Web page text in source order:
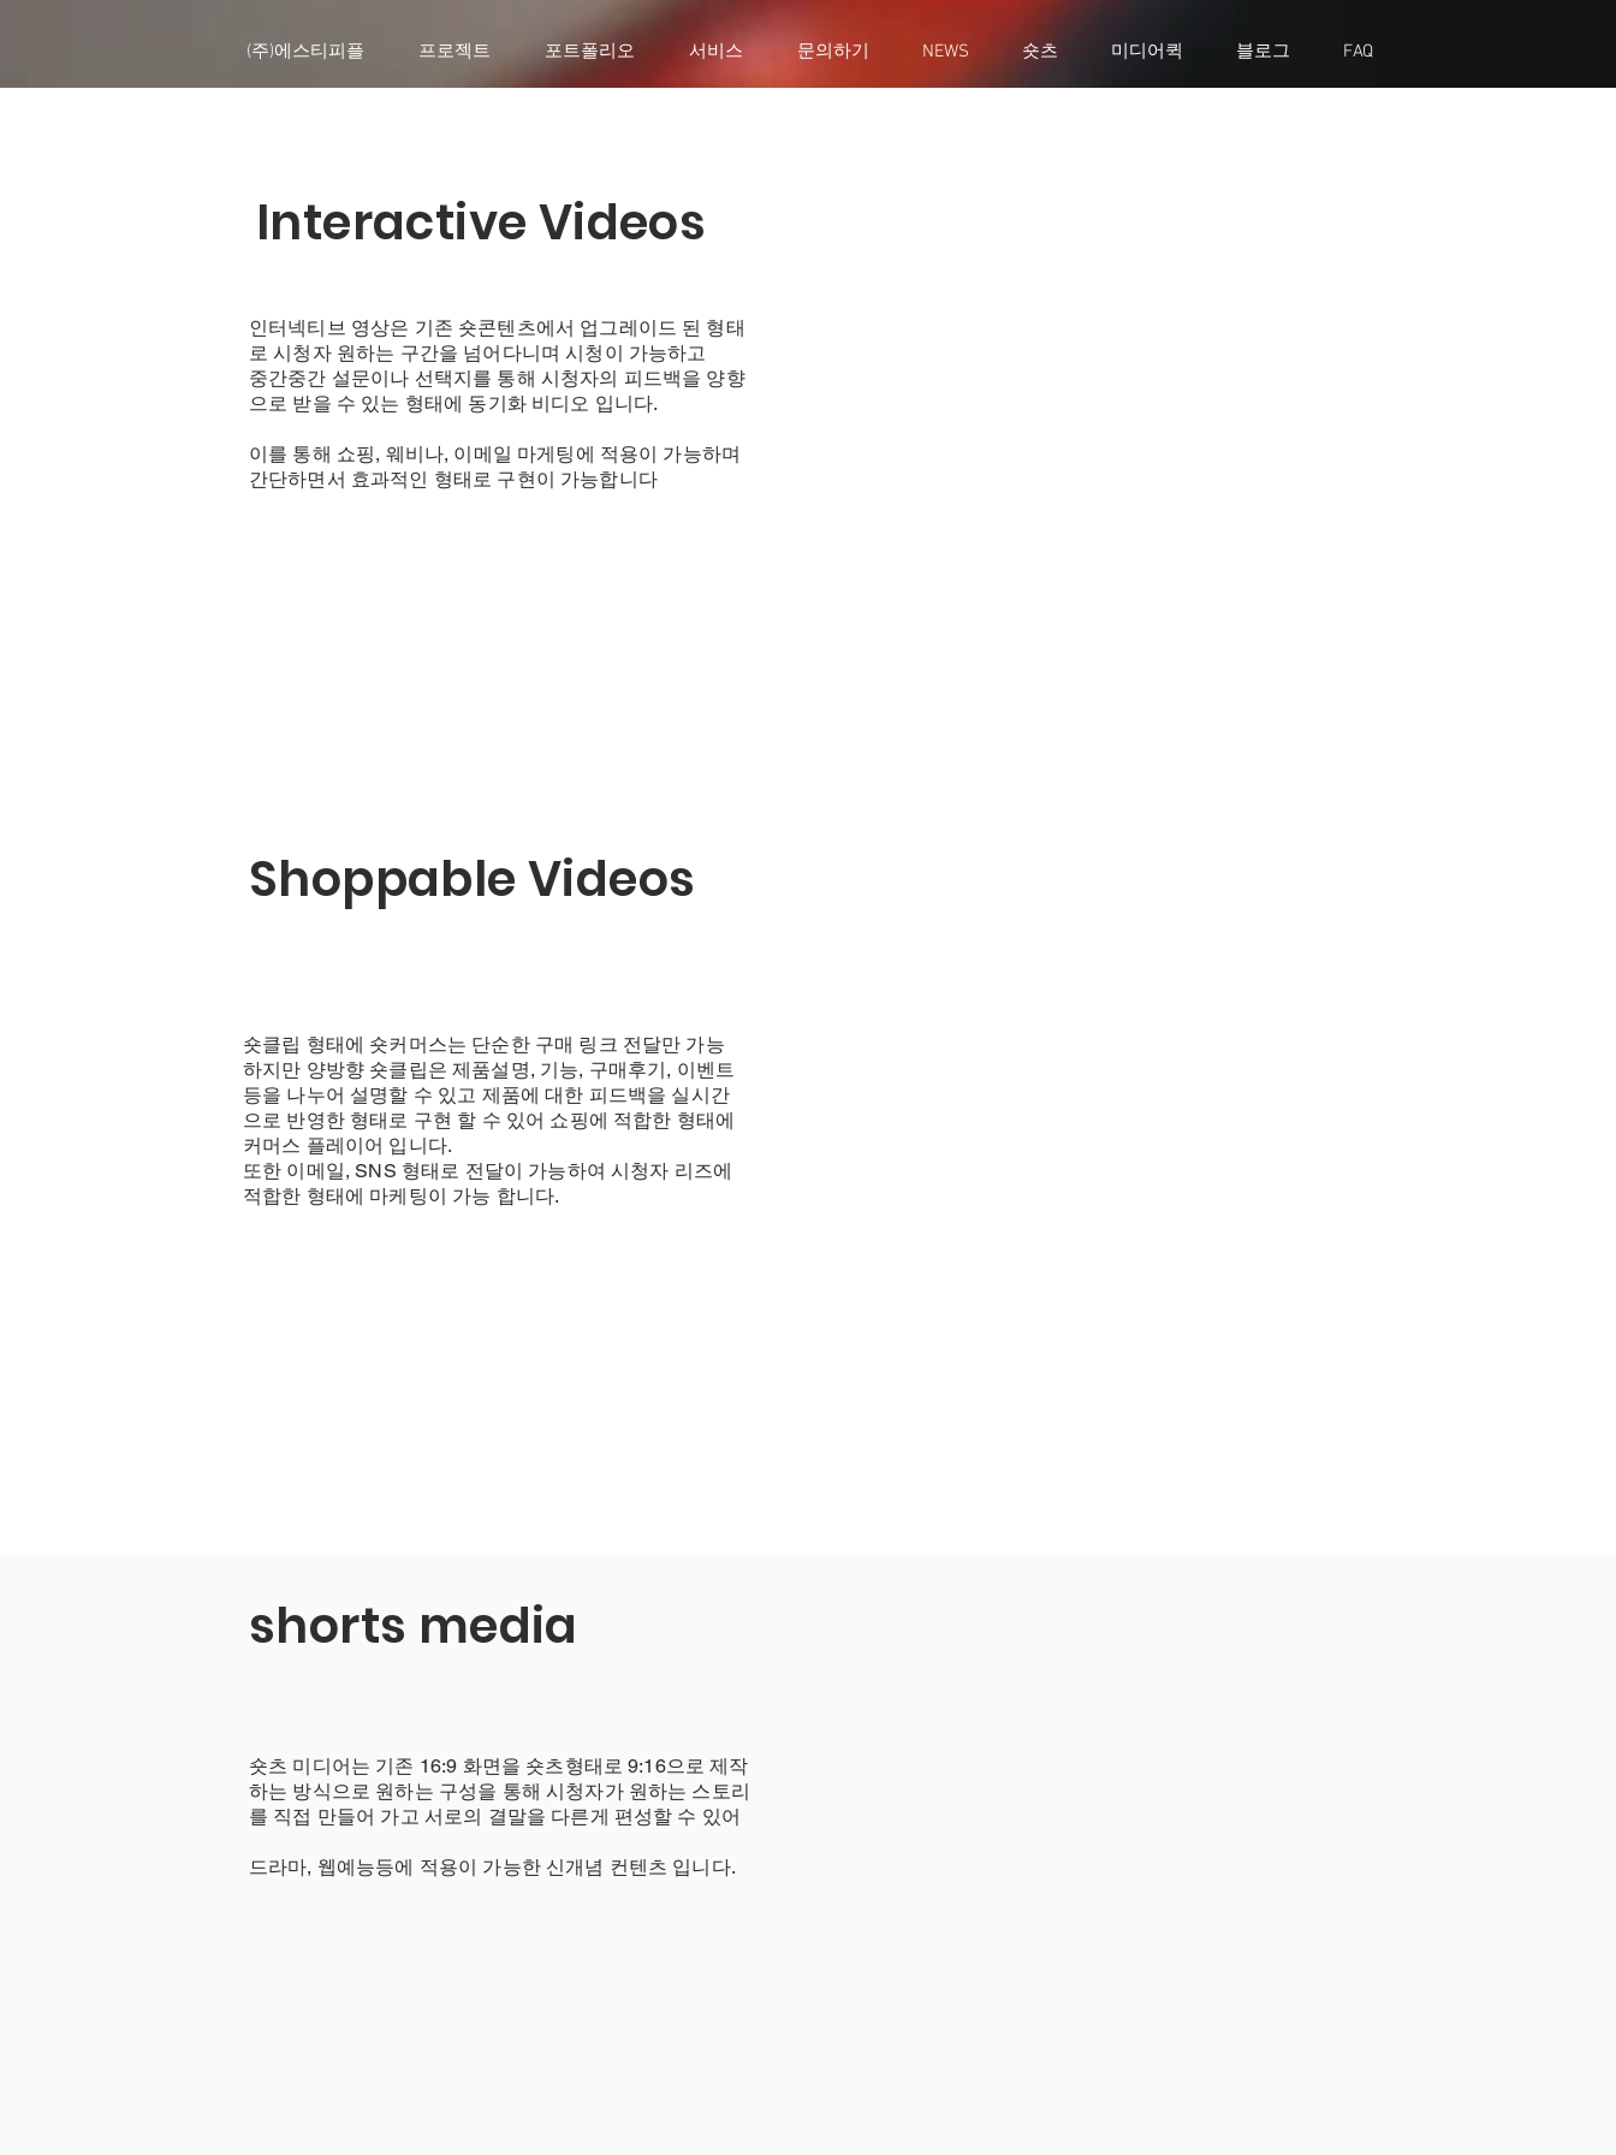
(주)에스티피플 프로젝트 포트폴리오 서비스 문의하기 NEWS 숏츠 미디어퀵 블로그 FAQ
Interactive Videos
인터넥티브 영상은 기존 숏콘텐츠에서 업그레이드 된 형태
로 시청자 원하는 구간을 넘어다니며 시청이 가능하고
중간중간 설문이나 선택지를 통해 시청자의 피드백을 양향
으로 받을 수 있는 형태에 동기화 비디오 입니다.
이를 통해 쇼핑, 웨비나, 이메일 마게팅에 적용이 가능하며
​간단하면서 효과적인 형태로 구현이 가능합니다
Shoppable Videos
숏클립 형태에 숏커머스는 단순한 구매 링크 전달만 가능
하지만 양방향 숏클립은 제품설명, 기능, 구매후기, 이벤트
등을 나누어 설명할 수 있고 제품에 대한 피드백을 실시간
으로 반영한 형태로 구현 할 수 있어 쇼핑에 적합한 형태에
커머스 플레이어 입니다.
또한 이메일, SNS 형태로 전달이 가능하여 시청자 리즈에
적합한 형태에 마케팅이 가능 합니다.
shorts media
숏츠 미디어는 기존 16:9 화면을 숏츠형태로 9:16으로 제작
하는 방식으로 원하는 구성을 통해 시청자가 원하는 스토리
를 직접 만들어 가고 서로의 결말을 다른게 편성할 수 있어
​드라마, 웹예능등에 적용이 가능한 신개념 컨텐츠 입니다.